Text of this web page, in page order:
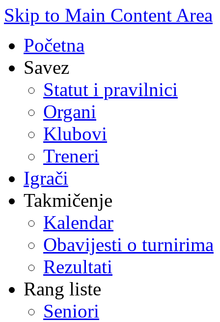
Skip to Main Content Area
Početna
Savez
Statut i pravilnici
Organi
Klubovi
Treneri
Igrači
Takmičenje
Kalendar
Obavijesti o turnirima
Rezultati
Rang liste
Seniori